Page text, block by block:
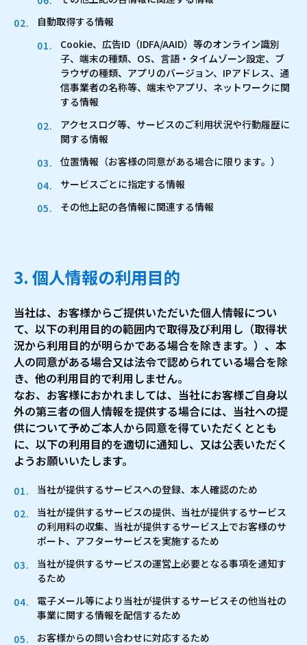
自動取得する情報
Cookie、広告ID（IDFA/AAID）等のオンライン識別
子、端末の種類、OS、言語・タイムゾーン設定、ブ
ラウザの種類、アプリのバージョン、IPアドレス、通
信事業者の名称等、端末やアプリ、ネットワークに関
する情報
アクセスログ等、サービスのご利用状況や行動履歴に
関する情報
位置情報（お客様の同意がある場合に限ります。）
サービスごとに指定する情報
その他上記の各情報に関連する情報
3. 個人情報の利用目的
当社は、お客様からご提供いただいた個人情報につい
て、以下の利用目的の範囲内で取得及び利用し（取得状
況から利用目的が明らかである場合を除きます。）、本
人の同意がある場合又は法令で認められている場合を除
き、他の利用目的で利用しません。
なお、お客様におかれましては、当社にお客様ご自身以
外の第三者の個人情報を提供する場合には、当社への提
供について予めご本人から同意を得ていただくととも
に、以下の利用目的を適切に通知し、又は公表いただく
ようお願いいたします。
当社が提供するサービスへの登録、本人確認のため
当社が提供するサービスの提供、当社が提供するサービス
の利用料の収集、当社が提供するサービス上でお客様のサ
ポート、アフターサービスを実施するため
当社が提供するサービスの運営上必要となる事項を通知す
るため
電子メール等により当社が提供するサービスその他当社の
事業に関する情報を配信するため
お客様からの問い合わせに対応するため